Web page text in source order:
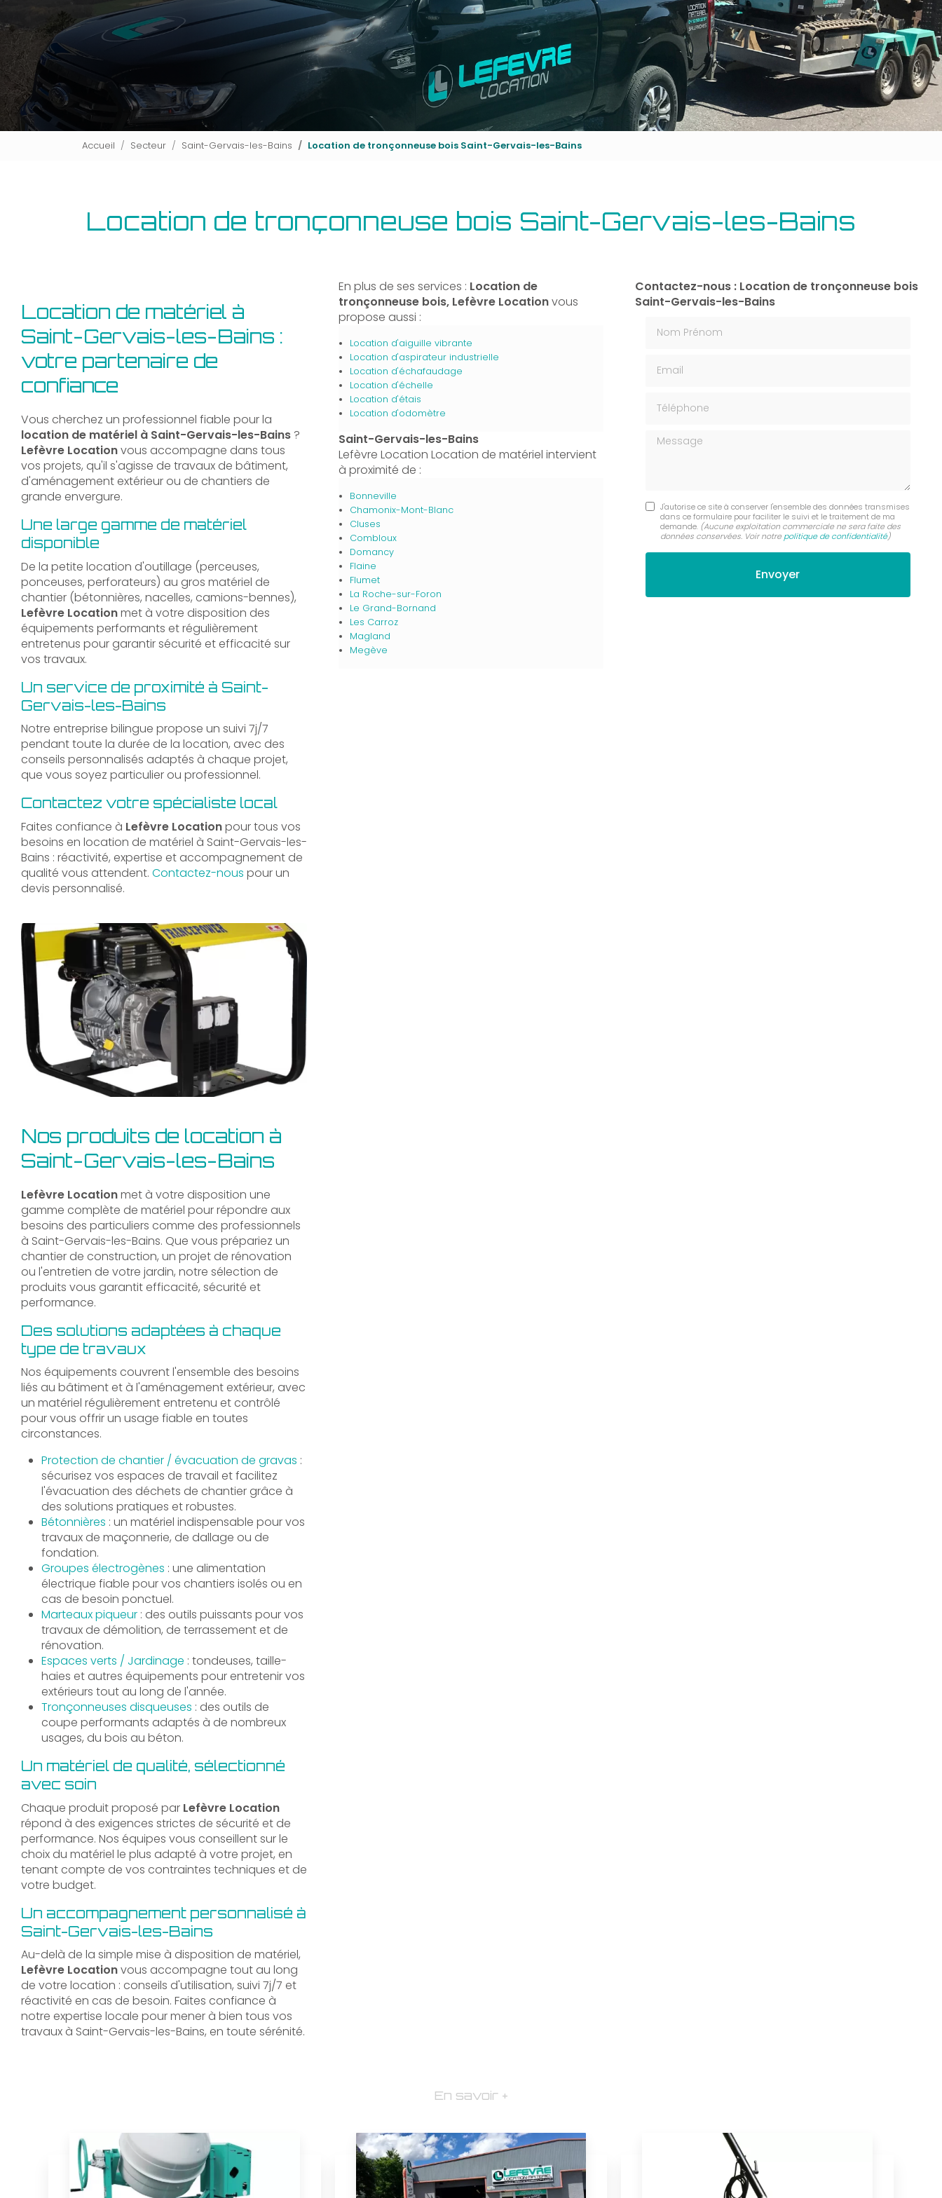
Outillage bâtiment
Energie
Accueil Secteur Saint-Gervais-les-Bains Location de tronçonneuse bois Saint-Gervais-les-Bains
Location de tronçonneuse bois Saint-Gervais-les-Bains
Location de matériel à
Saint-Gervais-les-Bains :
votre partenaire de
confiance
Vous cherchez un professionnel fiable pour la
location de matériel à Saint-Gervais-les-Bains ?
Lefèvre Locationvous accompagne dans tous
vos projets, qu'il s'agisse de travaux de bâtiment,
d'aménagement extérieur ou de chantiers de
grande envergure.
Une large gamme de matériel
disponible
De la petite location d'outillage (perceuses,
ponceuses, perforateurs) au gros matériel de
chantier (bétonnières, nacelles, camions-bennes),
Lefèvre Locationmet à votre disposition des
équipements performants et régulièrement
entretenus pour garantir sécurité et efficacité sur
vos travaux.
Un service de proximité à Saint-
Gervais-les-Bains
Notre entreprise bilingue propose un suivi 7j/7
pendant toute la durée de la location, avec des
conseils personnalisés adaptés à chaque projet,
que vous soyez particulier ou professionnel.
Contactez votre spécialiste local
Faites confiance à Lefèvre Locationpour tous vos
besoins en location de matériel à Saint-Gervais-les-
Bains : réactivité, expertise et accompagnement de
qualité vous attendent. Contactez-nous pour un
devis personnalisé.
Nos produits de location à
Saint-Gervais-les-Bains
Lefèvre Locationmet à votre disposition une
gamme complète de matériel pour répondre aux
besoins des particuliers comme des professionnels
à Saint-Gervais-les-Bains. Que vous prépariez un
chantier de construction, un projet de rénovation
ou l'entretien de votre jardin, notre sélection de
produits vous garantit efficacité, sécurité et
performance.
Des solutions adaptées à chaque
type de travaux
Nos équipements couvrent l'ensemble des besoins
liés au bâtiment et à l'aménagement extérieur, avec
un matériel régulièrement entretenu et contrôlé
pour vous offrir un usage fiable en toutes
circonstances.
Protection de chantier / évacuation de gravas :
sécurisez vos espaces de travail et facilitez
l'évacuation des déchets de chantier grâce à
des solutions pratiques et robustes.
Bétonnières : un matériel indispensable pour vos
travaux de maçonnerie, de dallage ou de
fondation.
Groupes électrogènes : une alimentation
électrique fiable pour vos chantiers isolés ou en
cas de besoin ponctuel.
Marteaux piqueur: des outils puissants pour vos
travaux de démolition, de terrassement et de
rénovation.
Espaces verts / Jardinage : tondeuses, taille-
haies et autres équipements pour entretenir vos
extérieurs tout au long de l'année.
Tronçonneuses disqueuses : des outils de
coupe performants adaptés à de nombreux
usages, du bois au béton.
Un matériel de qualité, sélectionné
avec soin
Chaque produit proposé par Lefèvre Location
répond à des exigences strictes de sécurité et de
performance. Nos équipes vous conseillent sur le
choix du matériel le plus adapté à votre projet, en
tenant compte de vos contraintes techniques et de
votre budget.
Un accompagnement personnalisé à
Saint-Gervais-les-Bains
Au-delà de la simple mise à disposition de matériel,
Lefèvre Locationvous accompagne tout au long
de votre location : conseils d'utilisation, suivi 7j/7 et
réactivité en cas de besoin. Faites confiance à
notre expertise locale pour mener à bien tous vos
travaux à Saint-Gervais-les-Bains, en toute sérénité.
En plus de ses services : Location de
tronçonneuse bois, Lefèvre Locationvous
propose aussi :
Location d'aiguille vibrante
Location d'aspirateur industrielle
Location d'échafaudage
Location d'échelle
Location d'étais
Location d'odomètre
Saint-Gervais-les-Bains
Lefèvre Location Location de matériel intervient
à proximité de :
Bonneville
Chamonix-Mont-Blanc
Cluses
Combloux
Domancy
Flaine
Flumet
La Roche-sur-Foron
Le Grand-Bornand
Les Carroz
Magland
Megève
Contactez-nous : Location de tronçonneuse bois
Saint-Gervais-les-Bains
Message
J'autorise ce site à conserver l'ensemble des données transmises
dans ce formulaire pour faciliter le suivi et le traitement de ma
demande. (Aucune exploitation commerciale ne sera faite des
données conservées. Voir notre politique de confidentialité)
En savoir +